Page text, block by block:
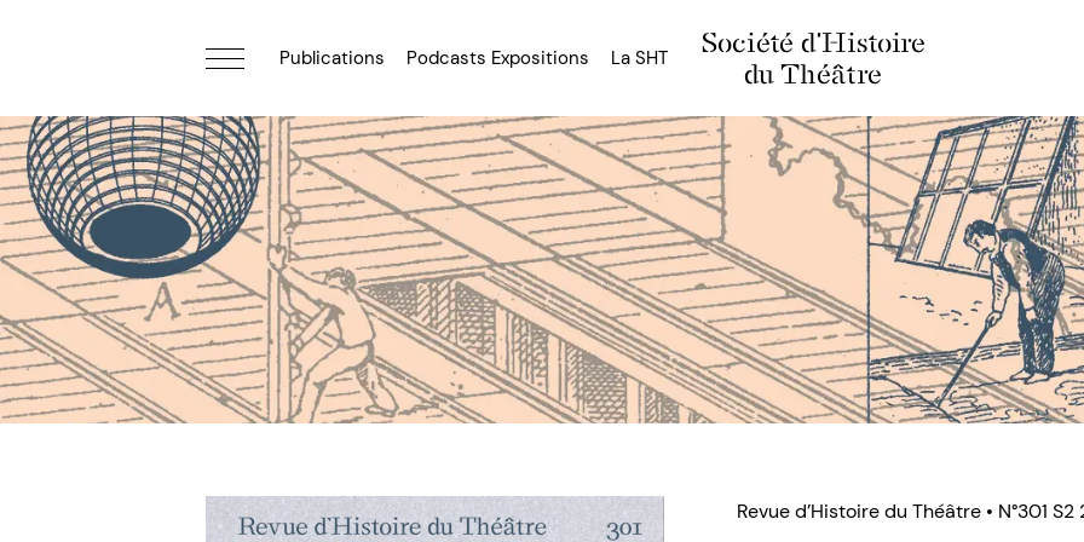
Société d'Histoire
du Théâtre
Publications Podcasts Expositions La SHT
Revue d’Histoire du Théâtre • N°301